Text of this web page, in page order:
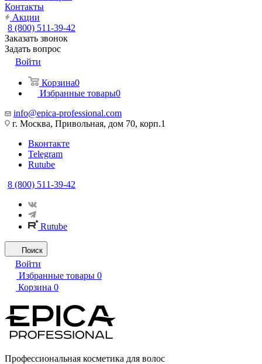
Контакты
Акции
8 (800) 511-39-42
Заказать звонок
Задать вопрос
Войти
Корзина0
Избранные товары0
info@epica-professional.com
г. Москва, Привольная, дом 70, корп.1
Вконтакте
Telegram
Rutube
8 (800) 511-39-42
Rutube
Поиск
Войти
Избранные товары 0
Корзина 0
Профессиональная косметика для волос